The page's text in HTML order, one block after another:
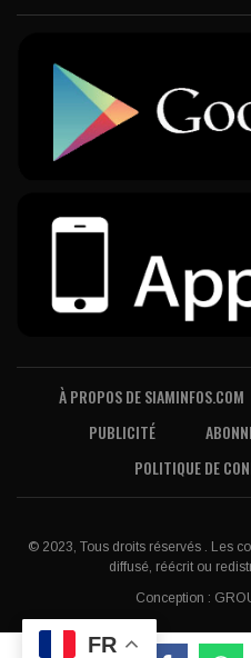
À PROPOS DE SIAMINFOS.COM
PUBLICITÉ
POLITIQUE DE
© 2023, Tous droits réservés . Les
diffusé, réécrit ou
Conception :
FR